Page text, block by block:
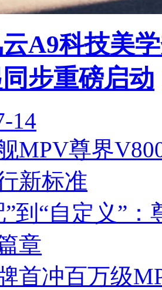
A9科技美
步重磅启动
14
MPV尊界
新标准
”到“自定义”
章
首冲百万级